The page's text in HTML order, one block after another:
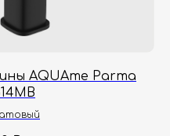
AQUAme Parma